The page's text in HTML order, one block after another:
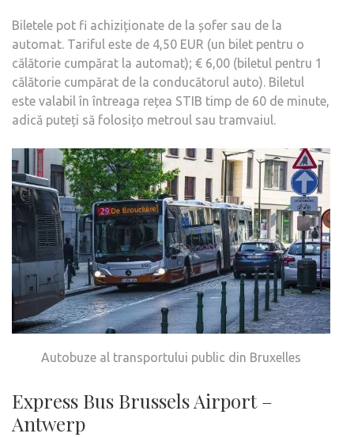
Biletele pot fi achiziționate de la șofer sau de la
automat. Tariful este de 4,50 EUR (un bilet pentru o
călătorie cumpărat la automat); € 6,00 (biletul pentru 1
călătorie cumpărat de la conducătorul auto). Biletul
este valabil în întreaga rețea STIB timp de 60 de minute,
adică puteți să folosițo metroul sau tramvaiul.
Autobuze al transportului public din Bruxelles
Express Bus Brussels Airport –
Antwerp